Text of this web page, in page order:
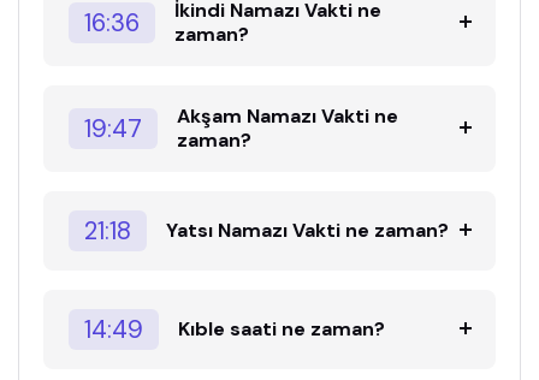
16:36
İkindi Namazı Vakti ne
zaman?
19:47
Akşam Namazı Vakti ne
zaman?
21:18 Yatsı Namazı Vakti ne zaman?
14:49 Kıble saati ne zaman?